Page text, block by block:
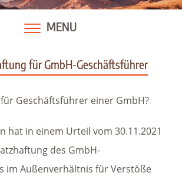
MENU
für GmbH-Geschäftsführer
Geschäftsführer einer GmbH?
hat in einem Urteil vom 30.11.2021
des GmbH-
im Außenverhältnis für Verstöße